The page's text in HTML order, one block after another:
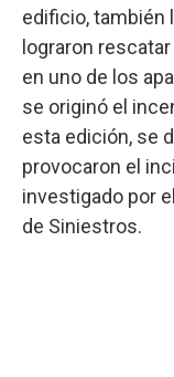
edificio, también
lograron
en uno de los
se originó el
esta edición, se
provocaron el
investigado por
de Siniestros.